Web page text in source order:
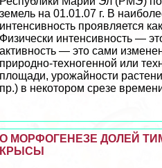
земель на 01.01.07 г. В
интенсивность проявляется
Физически интенсивность —
активность — это сами
природно-техногенной или
площади, урожайности
пр.) в некотором срезе
О МОРФОГЕНЕЗЕ ДОЛЕЙ
КРЫСЫ